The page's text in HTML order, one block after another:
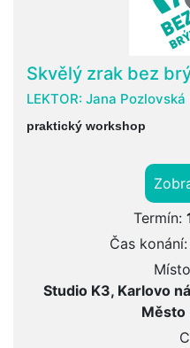
Skvělý zrak bez
LEKTOR: Jana Pozlovská
praktický workshop
Termín:
Čas konání:
Studio K3, Karlovo
Město